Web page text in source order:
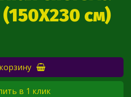
см)
в 1 клик